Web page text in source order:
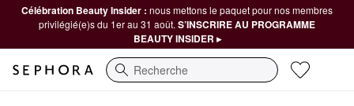
Célébration Beauty Insider : nous mettons le paquet pour nos membres
privilégié(e)s du 1er au 31 août. S’INSCRIRE AU PROGRAMME
BEAUTY INSIDER ▸
Recherche